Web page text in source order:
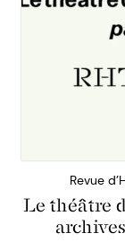
Revue
Le théâtre